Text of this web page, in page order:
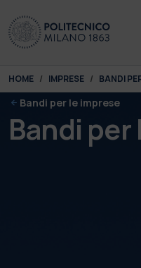
You are here:
HOME IMPRESE BANDI
Bandi per le imprese
Bandi